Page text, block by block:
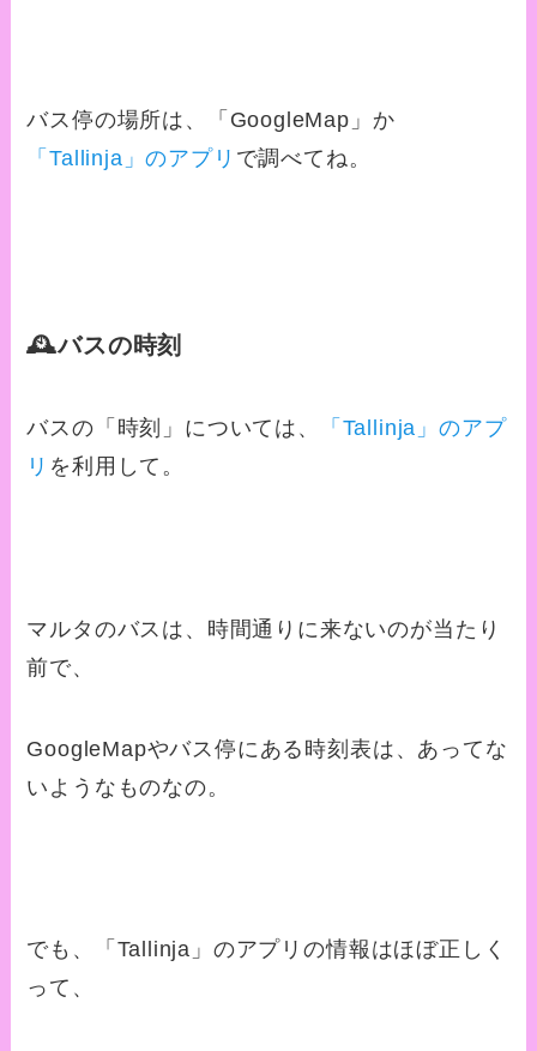
バス停の場所は、「GoogleMap」か
「Tallinja」のアプリ で調べてね。
🕰️バスの時刻
バスの「時刻」については、
「Tallinja」のアプ
リ を利用して。
マルタのバスは、時間通りに来ないのが当たり
前で、
GoogleMapやバス停にある時刻表は、あってな
いようなものなの。
でも、「Tallinja」のアプリの情報はほぼ正しく
って、